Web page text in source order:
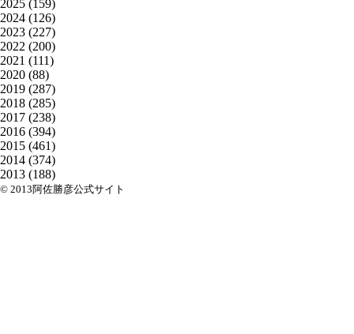
2025 (159)
2024 (126)
2023 (227)
2022 (200)
2021 (111)
2020 (88)
2019 (287)
2018 (285)
2017 (238)
2016 (394)
2015 (461)
2014 (374)
2013 (188)
© 2013阿佐勝彦公式サイト